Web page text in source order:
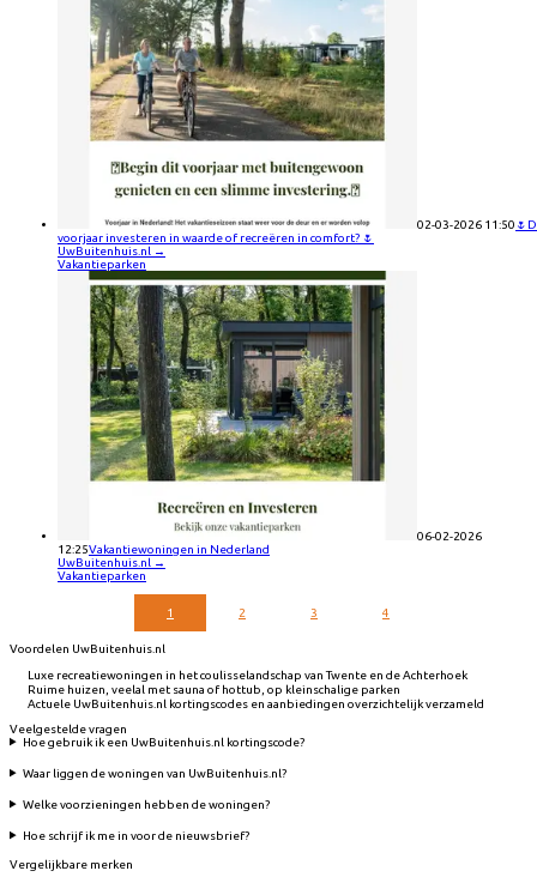
02-03-2026 11:50
voorjaar investeren in waarde of recreëren in comfort? 🌷
UwBuitenhuis.nl →
Vakantieparken
06-02-2026
12:25Vakantiewoningen in Nederland
UwBuitenhuis.nl →
Vakantieparken
1 2 3 4
Voordelen UwBuitenhuis.nl
Luxe recreatiewoningen in het coulisselandschap van Twente en de Achterhoek
Ruime huizen, veelal met sauna of hottub, op kleinschalige parken
Actuele UwBuitenhuis.nl kortingscodes en aanbiedingen overzichtelijk verzameld
Veelgestelde vragen
Hoe gebruik ik een UwBuitenhuis.nl kortingscode?
Waar liggen de woningen van UwBuitenhuis.nl?
Welke voorzieningen hebben de woningen?
Hoe schrijf ik me in voor de nieuwsbrief?
Vergelijkbare merken